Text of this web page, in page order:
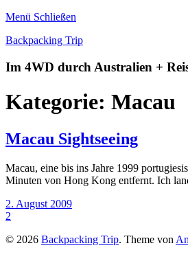
Menü Schließen
Backpacking Trip
Im 4WD durch Australien +
Kategorie: Macau
Macau Sightseeing
Macau, eine bis ins Jahre 1999
Minuten von Hong Kong entfernt. Ich
2. August 2009
2
© 2026 Backpacking Trip. Theme von